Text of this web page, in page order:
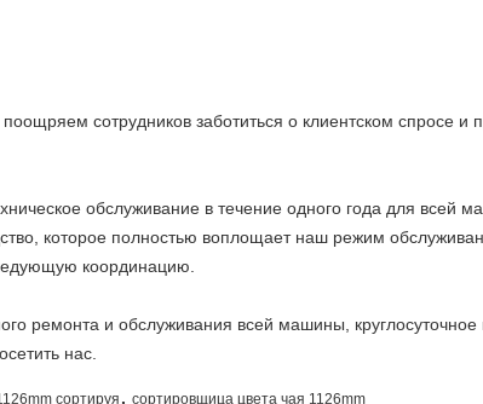
сотрудников заботиться о клиентском спросе и
обслуживание в течение одного года для всей
которое полностью воплощает наш режим
координацию.
ремонта и обслуживания всей машины, круглосуточное
нас.
сортируя , сортировщица цвета чая 1126mm